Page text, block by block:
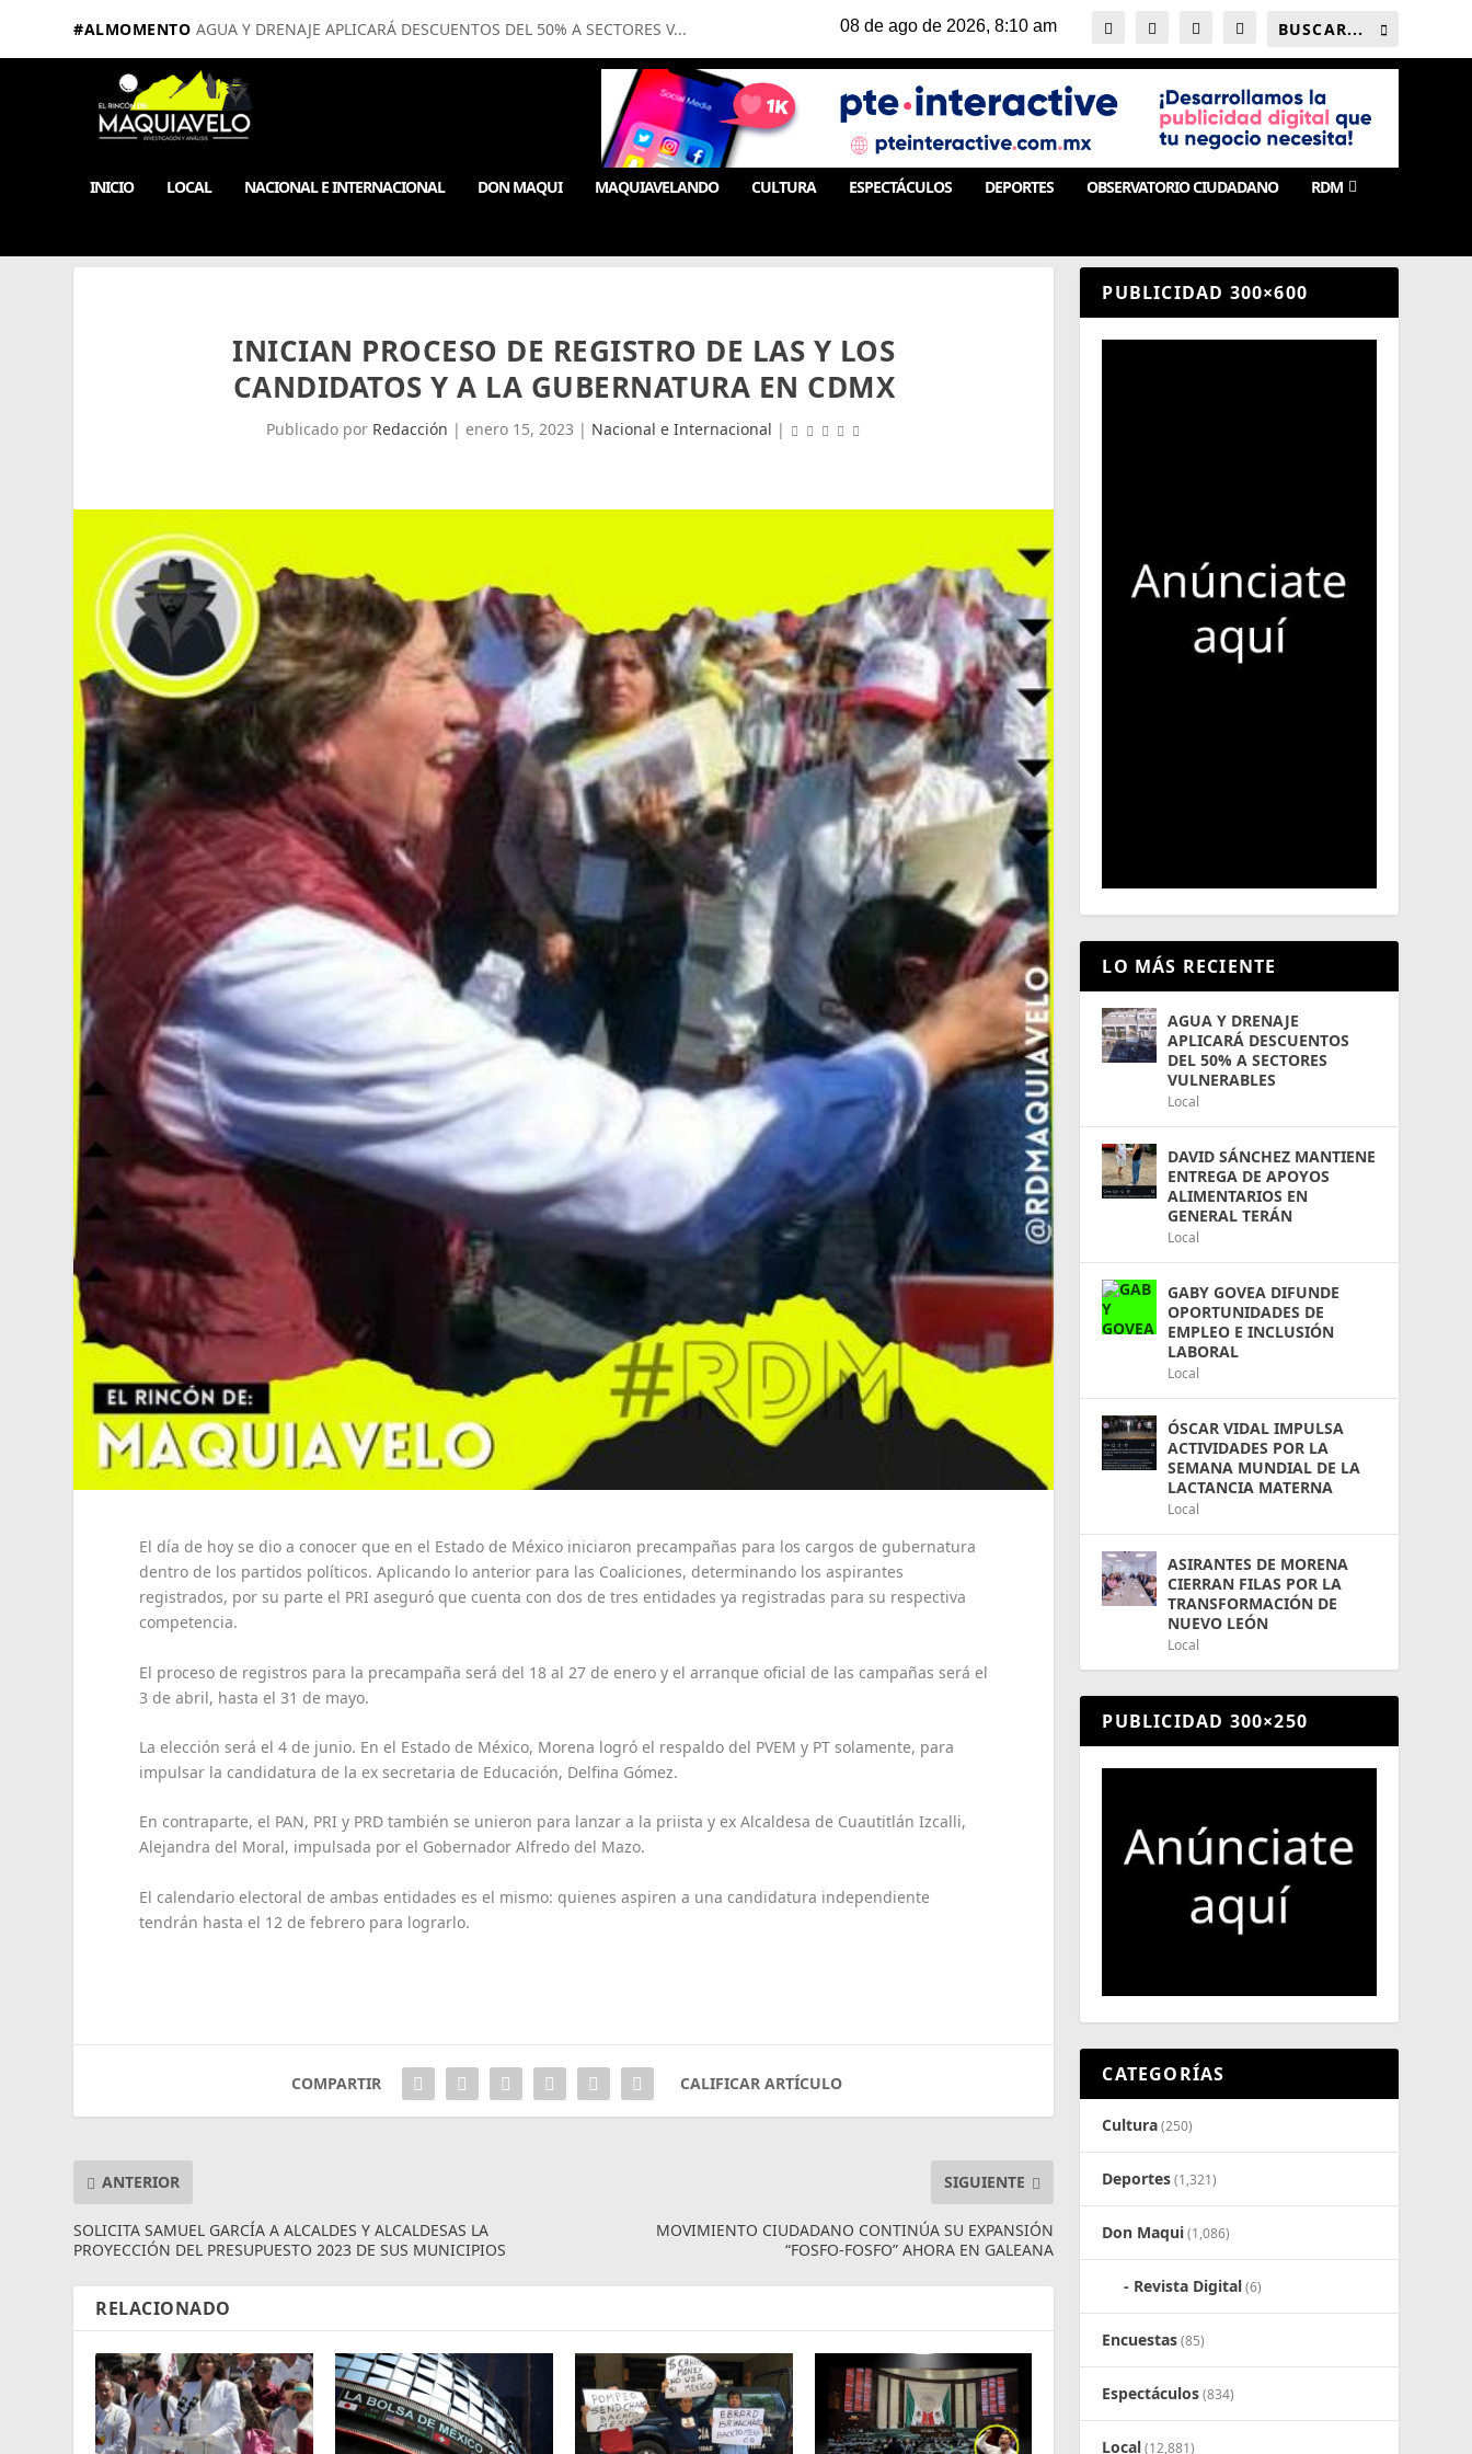
#ALMOMENTO AGUA Y DRENAJE APLICARÁ DESCUENTOS DEL 50% A SECTORES V...
INICIO LOCAL NACIONAL E INTERNACIONAL DON MAQUI MAQUIAVELANDO CULTURA ESPECTÁCULOS DEPORTES OBSERVATORIO CIUDADANO RDM
INICIAN PROCESO DE REGISTRO DE LAS Y LOS
CANDIDATOS Y A LA GUBERNATURA EN CDMX
Publicado por Redacción | enero 15, 2023 | Nacional e Internacional |
El día de hoy se dio a conocer que en el Estado de México iniciaron precampañas para los cargos de gubernatura
dentro de los partidos políticos. Aplicando lo anterior para las Coaliciones, determinando los aspirantes
registrados, por su parte el PRI aseguró que cuenta con dos de tres entidades ya registradas para su respectiva
competencia.
El proceso de registros para la precampaña será del 18 al 27 de enero y el arranque oficial de las campañas será el
3 de abril, hasta el 31 de mayo.
La elección será el 4 de junio. En el Estado de México, Morena logró el respaldo del PVEM y PT solamente, para
impulsar la candidatura de la ex secretaria de Educación, Delfina Gómez.
En contraparte, el PAN, PRI y PRD también se unieron para lanzar a la priista y ex Alcaldesa de Cuautitlán Izcalli,
Alejandra del Moral, impulsada por el Gobernador Alfredo del Mazo.
El calendario electoral de ambas entidades es el mismo: quienes aspiren a una candidatura independiente
tendrán hasta el 12 de febrero para lograrlo.
COMPARTIR CALIFICAR ARTÍCULO
ANTERIOR
SOLICITA SAMUEL GARCÍA A ALCALDES Y ALCALDESAS LA
PROYECCIÓN DEL PRESUPUESTO 2023 DE SUS MUNICIPIOS
SIGUIENTE
MOVIMIENTO CIUDADANO CONTINÚA SU EXPANSIÓN
“FOSFO-FOSFO” AHORA EN GALEANA
RELACIONADO
PUBLICIDAD 300×600
LO MÁS RECIENTE
AGUA Y DRENAJE
APLICARÁ DESCUENTOS
DEL 50% A SECTORES
VULNERABLES
Local
DAVID SÁNCHEZ MANTIENE
ENTREGA DE APOYOS
ALIMENTARIOS EN
GENERAL TERÁN
Local
GABY GOVEA DIFUNDE
OPORTUNIDADES DE
EMPLEO E INCLUSIÓN
LABORAL
Local
ÓSCAR VIDAL IMPULSA
ACTIVIDADES POR LA
SEMANA MUNDIAL DE LA
LACTANCIA MATERNA
Local
ASIRANTES DE MORENA
CIERRAN FILAS POR LA
TRANSFORMACIÓN DE
NUEVO LEÓN
Local
PUBLICIDAD 300×250
CATEGORÍAS
Cultura(250)
Deportes(1,321)
Don Maqui(1,086)
Revista Digital(6)
Encuestas(85)
Espectáculos(834)
Local(12,881)